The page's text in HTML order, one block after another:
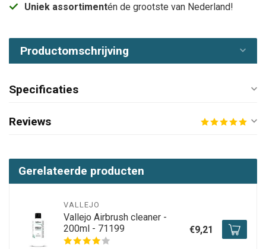
Uniek assortimentén de grootste van Nederland!
Productomschrijving
Specificaties
Reviews
Gerelateerde producten
VALLEJO
Vallejo Airbrush cleaner -
200ml - 71199
€9,21